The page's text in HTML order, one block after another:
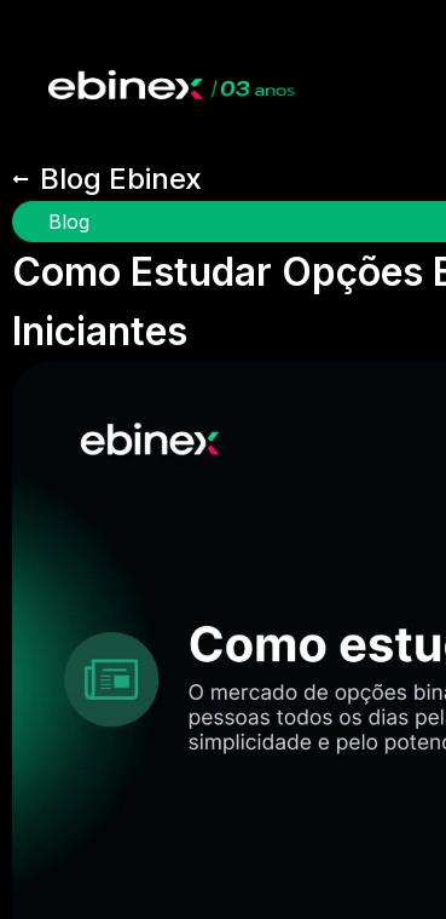
Blog Ebinex
Blog
Como Estudar Opções
Iniciantes